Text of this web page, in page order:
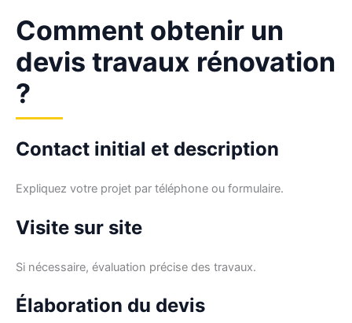
Comment obtenir un
devis travaux rénovation
?
Contact initial et description
Expliquez votre projet par téléphone ou formulaire.
Visite sur site
Si nécessaire, évaluation précise des travaux.
Élaboration du devis